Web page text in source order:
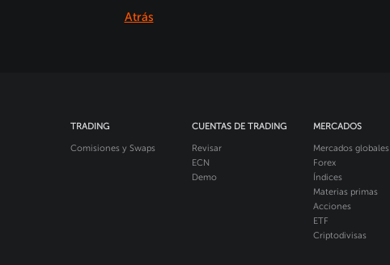
Atrás
TRADING
Comisiones y Swaps
CUENTAS DE TRADING
Revisar
ECN
Demo
MERCADOS
Mercados globales
Forex
Índices
Materias primas
Acciones
ETF
Criptodivisas